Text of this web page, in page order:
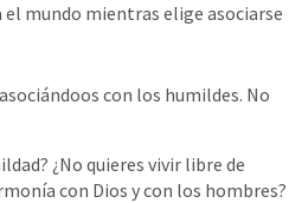
el mundo mientras elige asociarse
con los humildes. No
¿No quieres vivir libre de
con Dios y con los hombres?